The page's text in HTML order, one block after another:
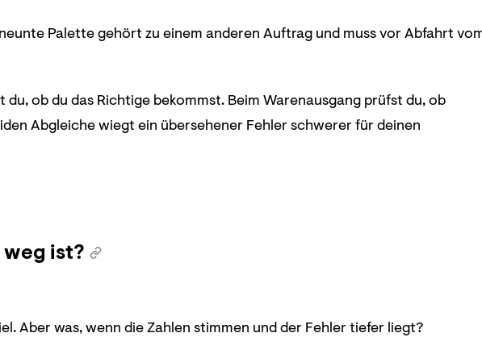
Palette gehört zu einem anderen Auftrag und muss vor Abfahrt
du, ob du das Richtige bekommst. Beim Warenausgang prüfst du, ob
Abgleiche wiegt ein übersehener Fehler schwerer für deinen
ist?
Aber was, wenn die Zahlen stimmen und der Fehler tiefer liegt?